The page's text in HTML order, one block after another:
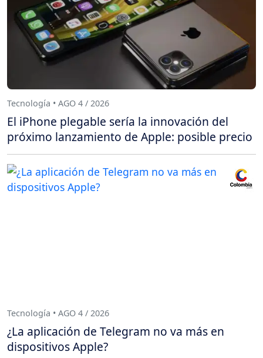
Tecnología • AGO 4 / 2026
El iPhone plegable sería la innovación del
próximo lanzamiento de Apple: posible precio
Tecnología • AGO 4 / 2026
¿La aplicación de Telegram no va más en
dispositivos Apple?